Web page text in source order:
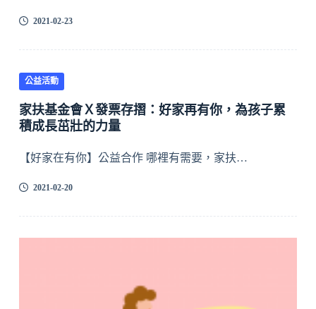
2021-02-23
公益活動
家扶基金會Ｘ發票存摺：好家再有你，為孩子累
積成長茁壯的力量
【好家在有你】公益合作 哪裡有需要，家扶…
2021-02-20